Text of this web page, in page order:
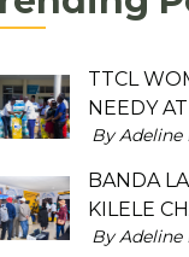
TTCL
NEEDY
By Adeline
BANDA
KILELE
By Adeline